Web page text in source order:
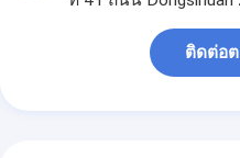
ติดต่อ